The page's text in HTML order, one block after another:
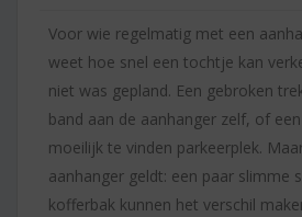
Voor wie regelmatig met een
weet hoe snel een tochtje kan
niet was gepland. Een gebroken
band aan de aanhanger zelf, of
moeilijk te vinden parkeerplek.
aanhanger geldt: een paar slimme
kofferbak kunnen het verschil